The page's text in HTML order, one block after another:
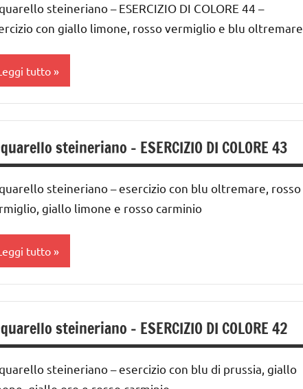
GLI steineriano – ESERCIZIO DI COLORE 44 –
con giallo limone, rosso vermiglio e blu oltremare
tutto
GLI
steineriano – ESERCIZIO DI COLORE 43
steineriano – esercizio con blu oltremare, rosso
giallo limone e rosso carminio
tutto
GLI
steineriano – ESERCIZIO DI COLORE 42
steineriano – esercizio con blu di prussia, giallo